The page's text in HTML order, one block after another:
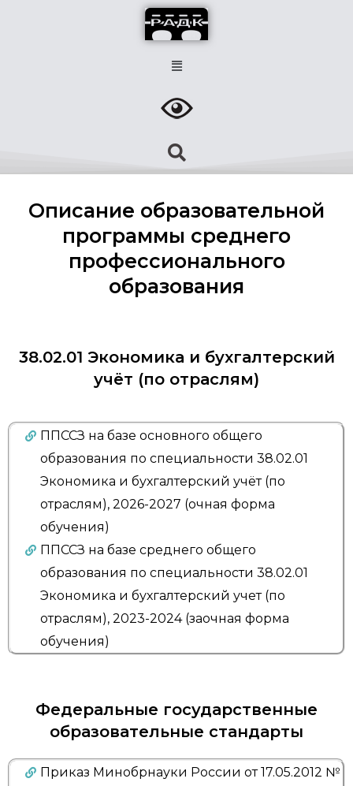
Описание образовательной
программы среднего
профессионального
образования
38.02.01 Экономика и бухгалтерский
учёт (по отраслям)
ППССЗ на базе основного общего
образования по специальности 38.02.01
Экономика и бухгалтерский учёт (по
отраслям), 2026-2027 (очная форма
обучения)
ППССЗ на базе среднего общего
образования по специальности 38.02.01
Экономика и бухгалтерский учет (по
отраслям), 2023-2024 (заочная форма
обучения)
Федеральные государственные
образовательные стандарты
Приказ Минобрнауки России от 17.05.2012 №